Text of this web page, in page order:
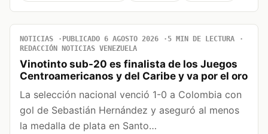
NOTICIAS PUBLICADO 6 AGOSTO 2026
5 MIN DE LECTURA
REDACCIÓN NOTICIAS VENEZUELA
Vinotinto sub-20 es finalista de los Juegos
Centroamericanos y del Caribe y va por el oro
La selección nacional venció 1-0 a Colombia con
gol de Sebastián Hernández y aseguró al menos
la medalla de plata en Santo…